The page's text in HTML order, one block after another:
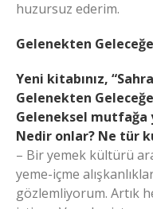
huzursuz ederim.
Gelenekten
Yeni kitabınız,
Gelenekten
Geleneksel
Nedir onlar? Ne tür
– Bir yemek kültürü
yeme-içme
gözlemliyorum. Artık